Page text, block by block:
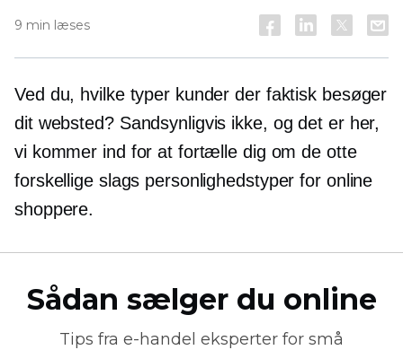
9 min læses
Ved du, hvilke typer kunder der faktisk besøger
dit websted? Sandsynligvis ikke, og det er her,
vi kommer ind for at fortælle dig om de otte
forskellige slags personlighedstyper for online
shoppere.
Sådan sælger du online
Tips fra e-handel eksperter for små